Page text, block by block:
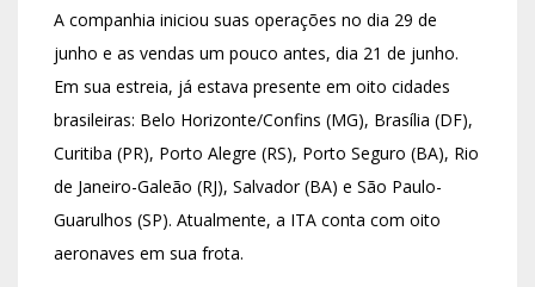
A companhia iniciou suas operações no dia 29 de
junho e as vendas um pouco antes, dia 21 de junho.
Em sua estreia, já estava presente em oito cidades
brasileiras: Belo Horizonte/Confins (MG), Brasília (DF),
Curitiba (PR), Porto Alegre (RS), Porto Seguro (BA), Rio
de Janeiro-Galeão (RJ), Salvador (BA) e São Paulo-
Guarulhos (SP). Atualmente, a ITA conta com oito
aeronaves em sua frota.